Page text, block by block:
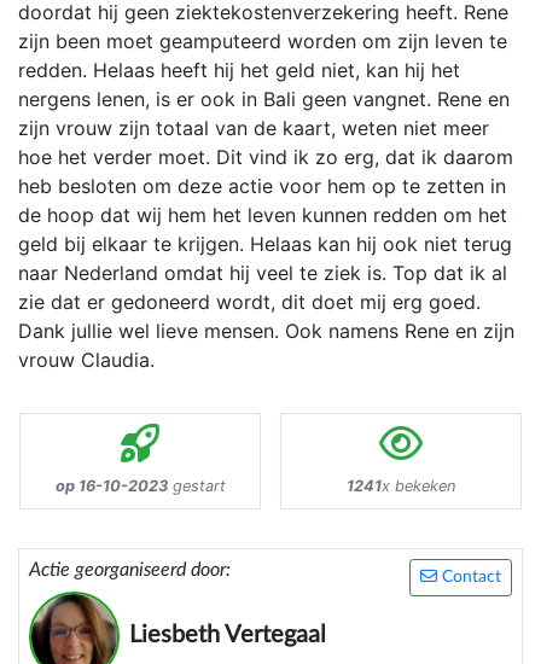
doordat hij geen ziektekostenverzekering heeft. Rene
zijn been moet geamputeerd worden om zijn leven te
redden. Helaas heeft hij het geld niet, kan hij het
nergens lenen, is er ook in Bali geen vangnet. Rene en
zijn vrouw zijn totaal van de kaart, weten niet meer
hoe het verder moet. Dit vind ik zo erg, dat ik daarom
heb besloten om deze actie voor hem op te zetten in
de hoop dat wij hem het leven kunnen redden om het
geld bij elkaar te krijgen. Helaas kan hij ook niet terug
naar Nederland omdat hij veel te ziek is. Top dat ik al
zie dat er gedoneerd wordt, dit doet mij erg goed.
Dank jullie wel lieve mensen. Ook namens Rene en zijn
vrouw Claudia.
op 16-10-2023gestart 1241x bekeken
Contact
Actie georganiseerd door:
Liesbeth Vertegaal